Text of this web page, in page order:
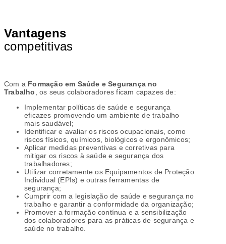
Vantagens
competitivas
Com a Formação em Saúde e Segurança no
Trabalho, os seus colaboradores ficam capazes de:
Implementar políticas de saúde e segurança
eficazes promovendo um ambiente de trabalho
mais saudável;
Identificar e avaliar os riscos ocupacionais, como
riscos físicos, químicos, biológicos e ergonômicos;
Aplicar medidas preventivas e corretivas para
mitigar os riscos à saúde e segurança dos
trabalhadores;
Utilizar corretamente os Equipamentos de Proteção
Individual (EPIs) e outras ferramentas de
segurança;
Cumprir com a legislação de saúde e segurança no
trabalho e garantir a conformidade da organização;
Promover a formação contínua e a sensibilização
dos colaboradores para as práticas de segurança e
saúde no trabalho.